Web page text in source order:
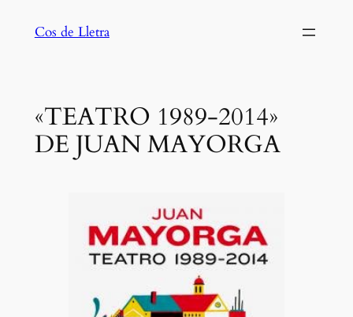
Cos de Lletra
«TEATRO 1989-2014»
DE JUAN MAYORGA